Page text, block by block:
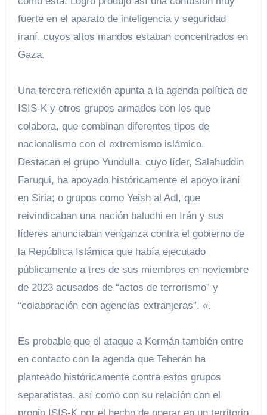
fuerte en el aparato de inteligencia y seguridad
iraní, cuyos altos mandos estaban concentrados en
Gaza.
Una tercera reflexión apunta a la agenda política de
ISIS-K y otros grupos armados con los que
colabora, que combinan diferentes tipos de
nacionalismo con el extremismo islámico.
Destacan el grupo Yundulla, cuyo líder, Salahuddin
Faruqui, ha apoyado históricamente el apoyo iraní
en Siria; o grupos como Yeish al Adl, que
reivindicaban una nación baluchi en Irán y sus
líderes anunciaban venganza contra el gobierno de
la República Islámica que había ejecutado
públicamente a tres de sus miembros en noviembre
de 2023 acusados ​​de “actos de terrorismo” y
“colaboración con agencias extranjeras”. «.
Es probable que el ataque a Kermán también entre
en contacto con la agenda que Teherán ha
planteado históricamente contra estos grupos
separatistas, así como con su relación con el